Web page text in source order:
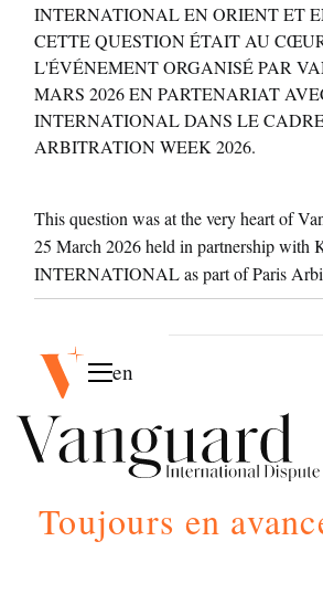
INTERNATIONAL EN ORIENT ET
CETTE QUESTION ÉTAIT AU
L'ÉVÉNEMENT ORGANISÉ PAR
MARS 2026 EN PARTENARIAT
INTERNATIONAL DANS LE
ARBITRATION WEEK 2026.
This question was at the very heart of
25 March 2026 held in partnership with
INTERNATIONAL as part of Paris
en
Toujours en